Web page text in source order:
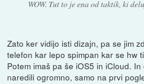
WOW. Tut to je ena od taktik, ki
Zato ker vidijo isti dizajn, pa se jim
telefon kar lepo spimpan kar se hw
Potem imaš pa še iOS5 in iCloud.
naredili ogromno, samo na prvi